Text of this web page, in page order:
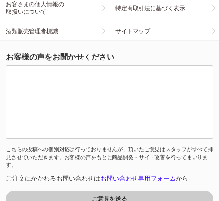
お客さまの個人情報の
取扱いについて
特定商取引法に基づく表示
酒類販売管理者標識 サイトマップ
お客様の声をお聞かせください
こちらの投稿への個別対応は行っておりませんが、頂いたご意見はスタッフがすべて拝
見させていただきます。お客様の声をもとに商品開発・サイト改善を行ってまいりま
す。
ご注文にかかわるお問い合わせはお問い合わせ専用フォームから